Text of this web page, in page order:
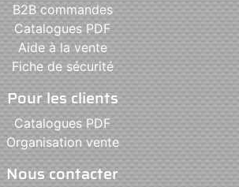
B2B commandes
Catalogues PDF
Aide à la vente
Fiche de sécurité
Pour les clients
Catalogues PDF
Organisation vente
Nous contacter